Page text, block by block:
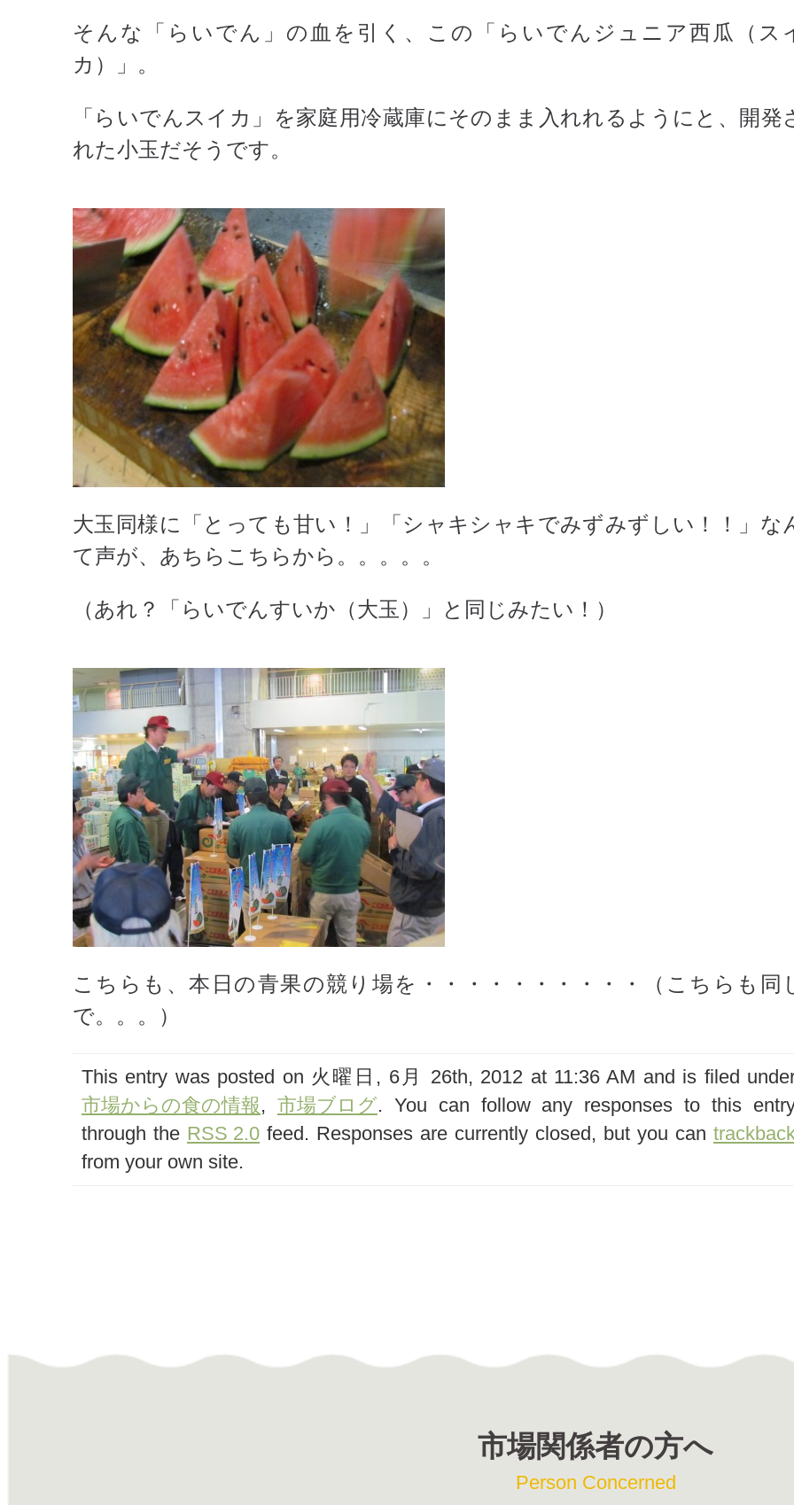
そんな「らいでん」の血を引く、この「らいでんジュニア西瓜（ス
カ）」。
「らいでんスイカ」を家庭用冷蔵庫にそのまま入れれるようにと、開発
れた小玉だそうです。
大玉同様に「とっても甘い！」「シャキシャキでみずみずしい！！」な
て声が、あちらこちらから。。。。。
（あれ？「らいでんすいか（大玉）」と同じみたい！）
こちらも、本日の青果の競り場を・・・・・・・・・・（こちらも同
で。。。）
This entry was posted on 火曜日, 6月 26th, 2012 at 11:36 AM and is filed
市場からの食の情報, 市場ブログ. You can follow any responses to this
through the RSS 2.0 feed. Responses are currently closed, but you can
from your own site.
市場関係者の方へ
Person Concerned